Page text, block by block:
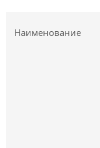
Наименование